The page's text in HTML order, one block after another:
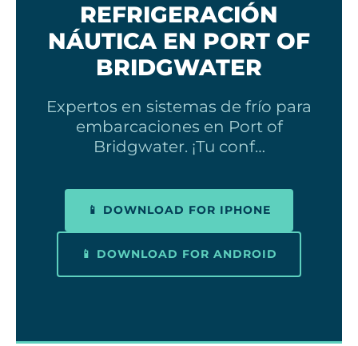
REFRIGERACIÓN
NÁUTICA EN PORT OF
BRIDGWATER
Expertos en sistemas de frío para
embarcaciones en Port of
Bridgwater. ¡Tu conf…
📱 DOWNLOAD FOR IPHONE
📱 DOWNLOAD FOR ANDROID